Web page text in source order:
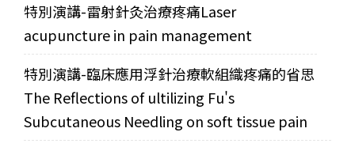
特別演講-雷射針灸治療疼痛Laser
acupuncture in pain management
特別演講-臨床應用浮針治療軟組織疼痛的省思
The Reflections of ultilizing Fu's
Subcutaneous Needling on soft tissue pain